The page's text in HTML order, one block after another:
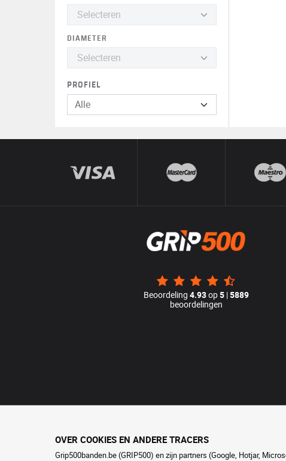
DIAMETER
PROFIEL
Beoordeling 4.93op5|5889
beoordelingen
OVER COOKIES EN ANDERE TRACERS
Grip500banden.be (GRIP500) en zijn partners (Google, Hotjar,